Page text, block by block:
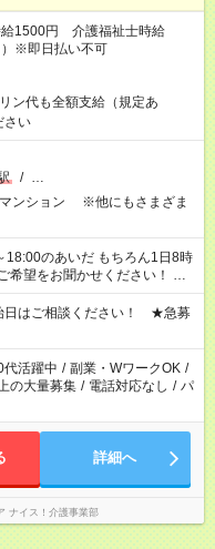
1500円 介護福祉士時給
※即日払い不可
ン代も全額支給（規定あ
さい
/ …
マンション ※他にもさまざま
のあいだ もちろん1日8時
希望をお聞かせください！ ★
も遠慮なくご相談ください。
です
日はご相談ください！ ★急募
代活躍中 / 副業・WワークOK /
の大量募集 / 電話対応なし / パ
詳細へ
ナイス！介護事業部